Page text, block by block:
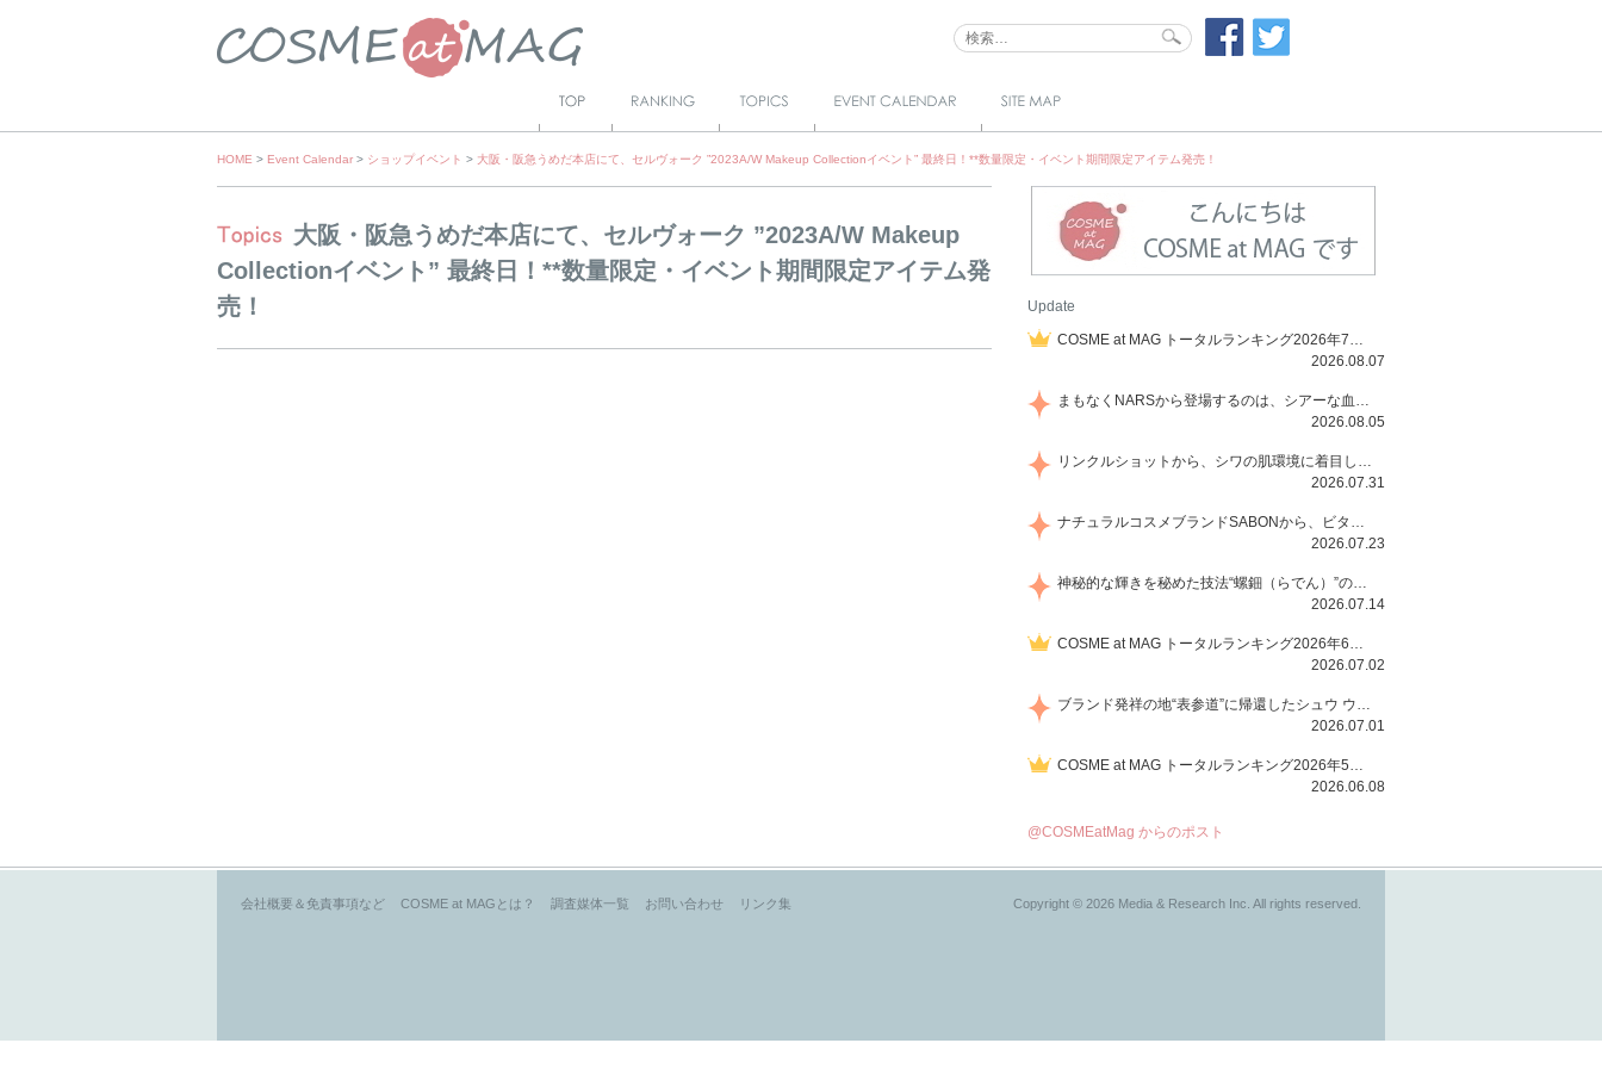
ップ
Skip
HOME > Event Calendar > ショップイベント > 大阪・阪急うめだ本店にて、セルヴォーク ”2023A/W Makeup Collectionイベント” 最終日！**数量限定・イベント期間限定アイテム発売！
大阪・阪急うめだ本店にて、セルヴォーク ”2023A/W Makeup
Collectionイベント” 最終日！**数量限定・イベント期間限定アイテム発
売！
Update
COSME at MAG トータルランキング2026年7月号
2026.08.07
まもなくNARSから登場するのは、シアーな血色感と高揚感が魅力の新作リキッドブラッシュ「インセイシャブル リキッドブラッシュ」と、ゴールデンアワーに染まる空にインスピレーションを得た「アフターグロー リップシャイン」の新色！夏をハックして！
2026.08.05
リンクルショットから、シワの肌環境に着目した初のローションとナイトクリームが登場！デイリーケアで、シワ特有の肌環境を改善し、シワが目立たない肌へと導きます。
2026.07.31
ナチュラルコスメブランドSABONから、ビタミンC配合のビタミンスムージーマスク「ラディアンスマスク」と、ペパーミントにオーガニックハーブを凝縮したジェルの涼感トリートメント美容液「スカルプセラム リフレッシング」が登場！日々のデイリーケアで、過酷な猛暑で疲れた肌や頭皮をサポート、心地よくリフレッシュし、優しく肌を整えます。
2026.07.23
神秘的な輝きを秘めた技法“螺鈿（らでん）”の多彩で多様な煌めきに着想を得たSUQQUの2026 秋 カラーコレクションから登場するのは、艶然と輝くアイシャドウや偏光パールを配したフェイスカラー、繊細なパールの煌めくネイル、そしてそれらを際立てる“朧げな艶”を秘めた新リクイドリップ「ブラー リクイド リップ」。強さを秘めたまろやかな洗練の表情に。
2026.07.14
COSME at MAG トータルランキング2026年6月号
2026.07.02
ブランド発祥の地“表参道”に帰還したシュウ ウエムラから、“骨格美“を叶えるクレヨンタイプのフェイスカラー「スカルプト クレヨン」と、ブランド初のリノベーションで進化した名品アイブロウ「ハード フォーミュラ ハード 10」が登場！
2026.07.01
COSME at MAG トータルランキング2026年5月号
2026.06.08
@COSMEatMag からのポスト
会社概要＆免責事項など COSME at MAGとは？ 調査媒体一覧 お問い合わせ リンク集 Copyright © 2026 Media & Research Inc. All rights reserved.